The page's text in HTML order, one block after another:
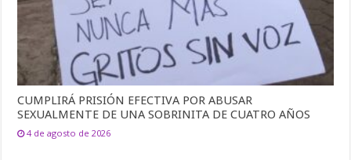
CUMPLIRÁ PRISIÓN EFECTIVA POR ABUSAR
SEXUALMENTE DE UNA SOBRINITA DE CUATRO AÑOS
4 de agosto de 2026